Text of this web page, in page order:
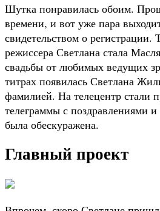
Шутка понравилась обоим.
времени, и вот уже пара
свидетельством о регистрации.
режиссера Светлана стала
свадьбы от любимых ведущих
титрах появилась Светлана
фамилией. На телецентр стали
телеграммы с поздравлениями
была обескуражена.
Главный проект